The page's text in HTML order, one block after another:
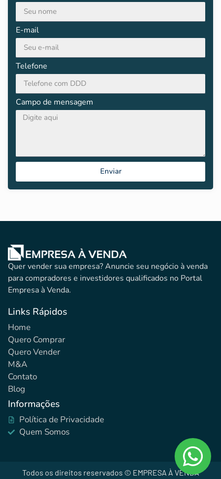
E-mail
Telefone
Campo de mensagem
Enviar
Quer vender sua empresa? Anuncie seu negócio à venda
para compradores e investidores qualificados no Portal
Empresa à Venda.
Links Rápidos
Home
Quero Comprar
Quero Vender
M&A
Contato
Blog
Informações
Política de Privacidade
Quem Somos
Todos os direitos reservados © EMPRESA À VENDA